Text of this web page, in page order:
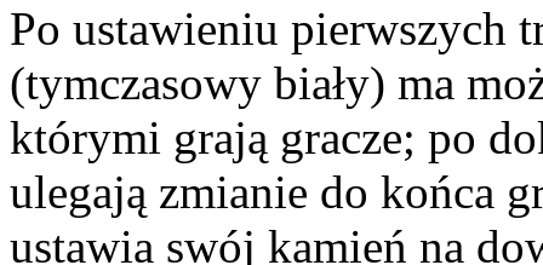
Po ustawieniu pierwszych
(tymczasowy biały) ma
którymi grają gracze; po
ulegają zmianie do końca
ustawia swój kamień na